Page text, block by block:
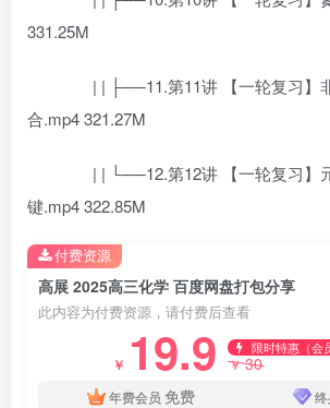
331.25M
| | ├──11.第11讲 【一轮复习】
合.mp4 321.27M
| | └──12.第12讲 【一轮复习】
键.mp4 322.85M
高展 2025高三化学 百度网盘打包分享
此内容为付费资源，请付费后查看
￥ 19.9 限时特惠（会
￥30
年费会员 免费
付费资源